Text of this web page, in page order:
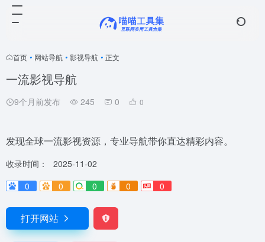
首页 • 网站导航 • 影视导航 • 正文
一流影视导航
9个月前发布 245 0 0
发现全球一流影视资源，专业导航带你直达精彩内容。
收录时间：
2025-11-02
0
0 0 0 0
打开网站